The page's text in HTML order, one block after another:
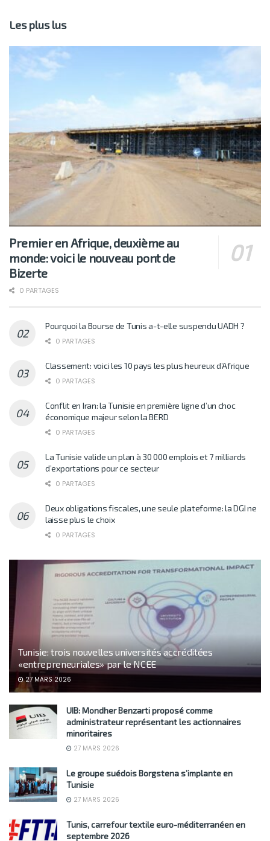
Les plus lus
Premier en Afrique, deuxième au
monde: voici le nouveau pont de
Bizerte
0 PARTAGES
Pourquoi la Bourse de Tunis a-t-elle suspendu UADH ?
0 PARTAGES
Classement: voici les 10 pays les plus heureux d’Afrique
0 PARTAGES
Conflit en Iran: la Tunisie en première ligne d’un choc
économique majeur selon la BERD
0 PARTAGES
La Tunisie valide un plan à 30 000 emplois et 7 milliards
d’exportations pour ce secteur
0 PARTAGES
Deux obligations fiscales, une seule plateforme: la DGI ne
laisse plus le choix
0 PARTAGES
Tunisie: trois nouvelles universités accréditées
«entrepreneuriales» par le NCEE
27 MARS 2026
UIB: Mondher Benzarti proposé comme
administrateur représentant les actionnaires
minoritaires
27 MARS 2026
Le groupe suédois Borgstena s’implante en
Tunisie
27 MARS 2026
Tunis, carrefour textile euro-méditerranéen en
septembre 2026